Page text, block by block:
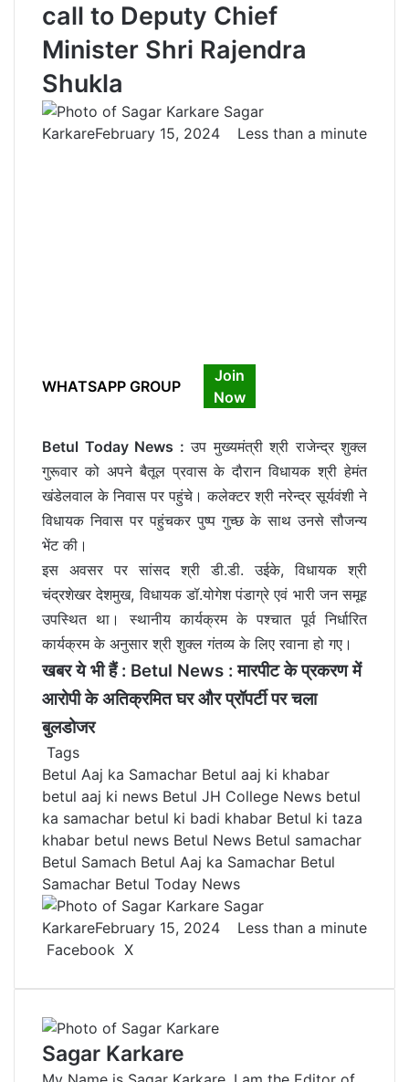
call to Deputy Chief
Minister Shri Rajendra
Shukla
Sagar
KarkareFebruary 15, 2024 Less than a minute
WHATSAPP GROUP
Join
Now
Betul Today News : उप मुख्यमंत्री श्री राजेन्द्र शुक्ल
गुरूवार को अपने बैतूल प्रवास के दौरान विधायक श्री हेमंत
खंडेलवाल के निवास पर पहुंचे। कलेक्टर श्री नरेन्द्र सूर्यवंशी ने
विधायक निवास पर पहुंचकर पुष्प गुच्छ के साथ उनसे सौजन्य
भेंट की।
इस अवसर पर सांसद श्री डी.डी. उईके, विधायक श्री
चंद्रशेखर देशमुख, विधायक डॉ.योगेश पंडाग्रे एवं भारी जन समूह
उपस्थित था। स्थानीय कार्यक्रम के पश्चात पूर्व निर्धारित
कार्यक्रम के अनुसार श्री शुक्ल गंतव्य के लिए रवाना हो गए।
खबर ये भी हैं : Betul News : मारपीट के प्रकरण में
आरोपी के अतिक्रमित घर और प्रॉपर्टी पर चला
बुलडोजर
Tags
Betul Aaj ka Samachar Betul aaj ki khabar
betul aaj ki news Betul JH College News betul
ka samachar betul ki badi khabar Betul ki taza
khabar betul news Betul News Betul samachar
Betul Samach Betul Aaj ka Samachar Betul
Samachar Betul Today News
Sagar
KarkareFebruary 15, 2024
Less than a minute
Facebook X
n
e
d
m
l
r
n
e
r
d
i
t
o
a
a
e
v
i
t
Sagar Karkare